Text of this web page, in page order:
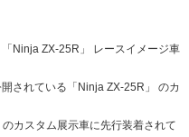
Ninja ZX-25R」 レースイメージ車
されている「Ninja ZX-25R」 のカ
カスタム展示車に先行装着されて